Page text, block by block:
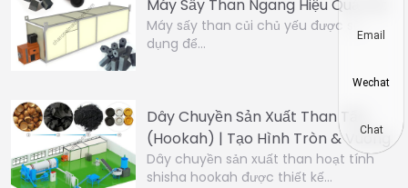
Máy Sấy Than Ngang Hiệu Quả Tốt
Máy sấy than củi chủ yếu được sử
dụng để…
Dây Chuyền Sản Xuất Than Tẩu
(Hookah) | Tạo Hình Tròn & Vuông
Dây chuyền sản xuất than hoạt tính
shisha hookah được thiết kế…
Email
Wechat
Chat